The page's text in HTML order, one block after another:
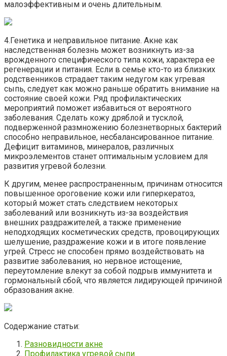
малоэффективным и очень длительным.
4.Генетика и неправильное питание. Акне как
наследственная болезнь может возникнуть из-за
врожденного специфического типа кожи, характера ее
регенерации и питания. Если в семье кто-то из близких
родственников страдает таким недугом как угревая
сыпь, следует как можно раньше обратить внимание на
состояние своей кожи. Ряд профилактических
мероприятий поможет избавиться от вероятного
заболевания. Сделать кожу дряблой и тусклой,
подверженной размножению болезнетворных бактерий
способно неправильное, несбалансированное питание.
Дефицит витаминов, минералов, различных
микроэлементов станет оптимальным условием для
развития угревой болезни.
К другим, менее распространенным, причинам относится
повышенное ороговение кожи или гиперкератоз,
который может стать следствием некоторых
заболеваний или возникнуть из-за воздействия
внешних раздражителей, а также применение
неподходящих косметических средств, провоцирующих
шелушение, раздражение кожи и в итоге появление
угрей. Стресс не способен прямо воздействовать на
развитие заболевания, но нервное истощение,
переутомление влекут за собой подрыв иммунитета и
гормональный сбой, что является лидирующей причиной
образования акне.
Содержание статьи:
Разновидности акне
Профилактика угревой сыпи